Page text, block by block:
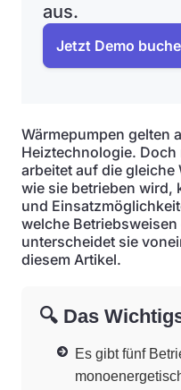
aus.
Jetzt Demo
Wärmepumpen gelten
Heiztechnologie.
arbeitet auf die gleiche
wie sie betrieben wird,
und
welche
unterscheidet sie
diesem Artikel.
🔍 Das
Es gibt fünf